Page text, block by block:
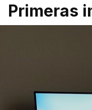
Primeras